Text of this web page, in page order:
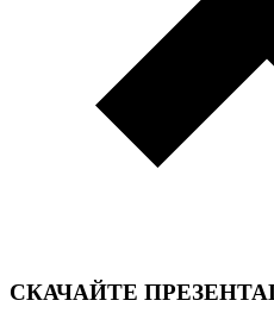
СКАЧАЙТЕ